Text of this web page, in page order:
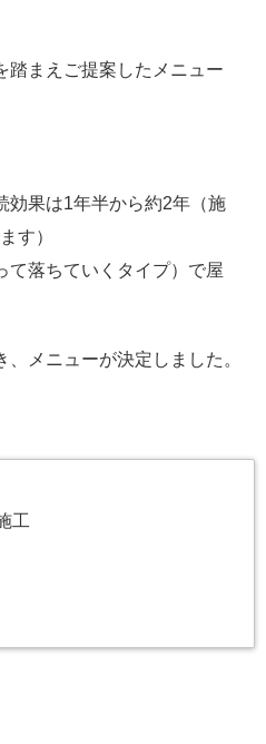
踏まえご提案したメニュー
効果は1年半から約2年（施
す）
て落ちていくタイプ）で屋
メニューが決定しました。
工